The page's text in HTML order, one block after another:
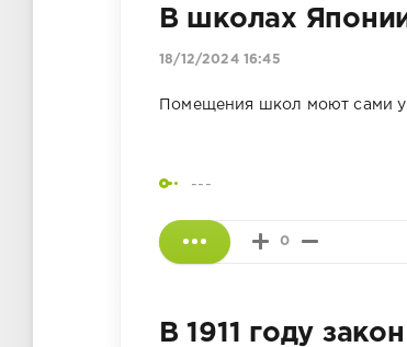
В школах
18/12/2024 16:45
Помещения школ моют сами
---
0
В 1911 году